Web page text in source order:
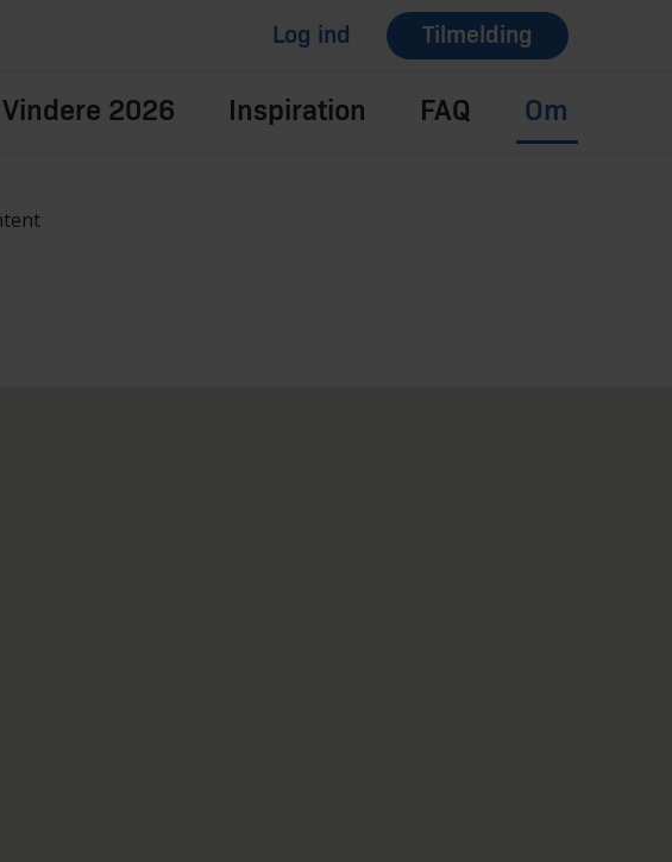
Log ind Tilmelding
Vindere 2026 Inspiration FAQ Om